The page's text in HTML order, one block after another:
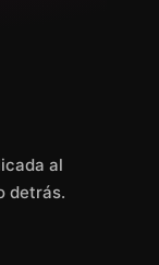
al
detrás.